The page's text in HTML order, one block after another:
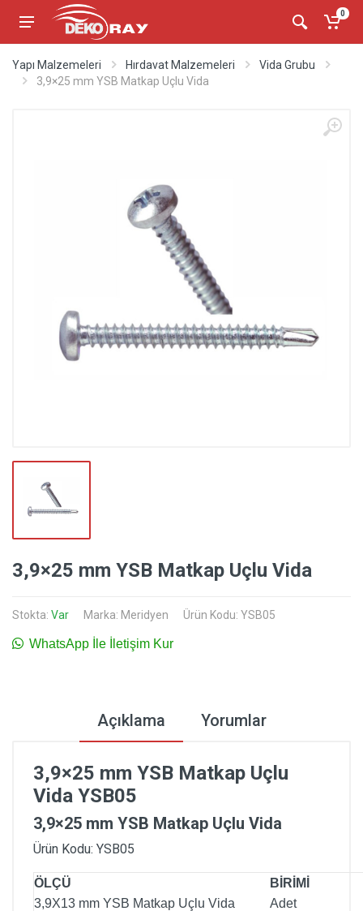
0
Yapı Malzemeleri Hırdavat Malzemeleri
Vida Grubu
3,9×25 mm YSB Matkap Uçlu Vida
3,9×25 mm YSB Matkap Uçlu Vida
Stokta: Var Marka: Meridyen Ürün Kodu: YSB05
WhatsApp İle İletişim Kur
Açıklama Yorumlar
3,9×25 mm YSB Matkap Uçlu
Vida YSB05
3,9×25 mm YSB Matkap Uçlu Vida
Ürün Kodu: YSB05
ÖLÇÜ
BİRİMİ
3,9X13 mm YSB Matkap Uçlu Vida
Adet